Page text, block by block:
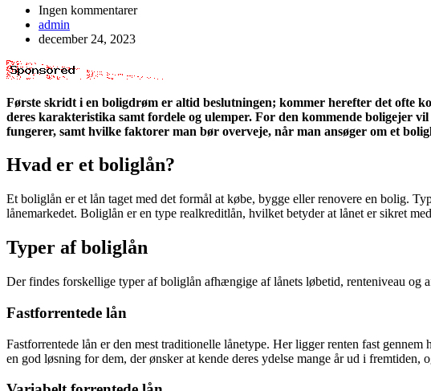
Ingen kommentarer
admin
december 24, 2023
Første skridt i en boligdrøm er altid beslutningen; kommer herefter det ofte
deres karakteristika samt fordele og ulemper. For den kommende
fungerer, samt hvilke faktorer man bør overveje, når man ansøger om et
Hvad er et boliglån?
Et boliglån er et lån taget med det formål at købe, bygge eller renovere en bolig.
lånemarkedet. Boliglån er en type realkreditlån, hvilket betyder at lånet er sikret
Typer af boliglån
Der findes forskellige typer af boliglån afhængige af lånets løbetid, renteniveau og
Fastforrentede lån
Fastforrentede lån er den mest traditionelle lånetype. Her ligger renten fast
en god løsning for dem, der ønsker at kende deres ydelse mange år ud i fremtiden,